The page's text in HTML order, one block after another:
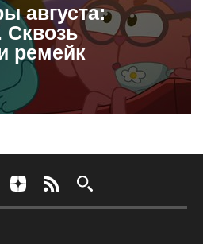
августа:
ремейк